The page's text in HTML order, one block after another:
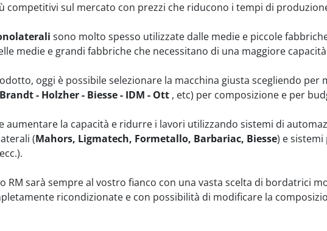
competitivi sul mercato con prezzi che riducono i tempi di
sono molto spesso utilizzate dalle medie e piccole
medie e grandi fabbriche che necessitano di una maggiore
oggi è possibile selezionare la macchina giusta scegliendo
- Holzher - Biesse - IDM - Ott , etc) per composizione e per
aumentare la capacità e ridurre i lavori utilizzando sistemi di
(Mahors, Ligmatech, Formetallo, Barbariac, Biesse) e
RM sarà sempre al vostro fianco con una vasta scelta di bordatrici
ricondizionate e con possibilità di modificare la